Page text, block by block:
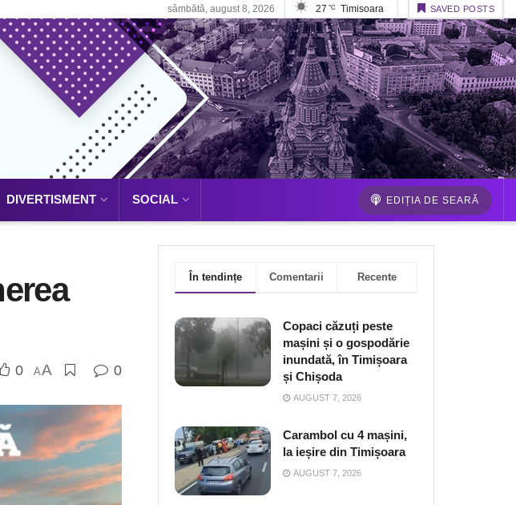
sâmbătă, august 8, 2026 27 °C Timisoara SAVED POSTS
DIVERTISMENT SOCIAL EDIȚIA DE SEARĂ
0 AA 0
În tendințe Comentarii Recente
Copaci căzuți peste
mașini și o gospodărie
inundată, în Timișoara
și Chișoda
AUGUST 7, 2026
Carambol cu 4 mașini,
la ieșire din Timișoara
AUGUST 7, 2026